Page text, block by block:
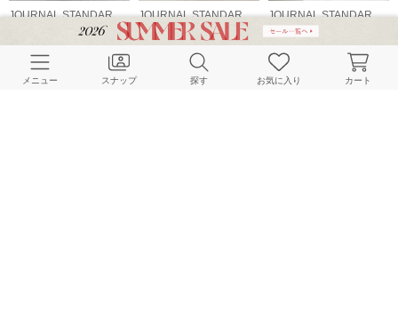
JOURNAL STANDARD relume LADYS
JOURNAL STANDARD relume LADYS
157cm
JOURNAL STANDARD relume LADYS
158cm
メニュー スナップ 探す お気に入り カート